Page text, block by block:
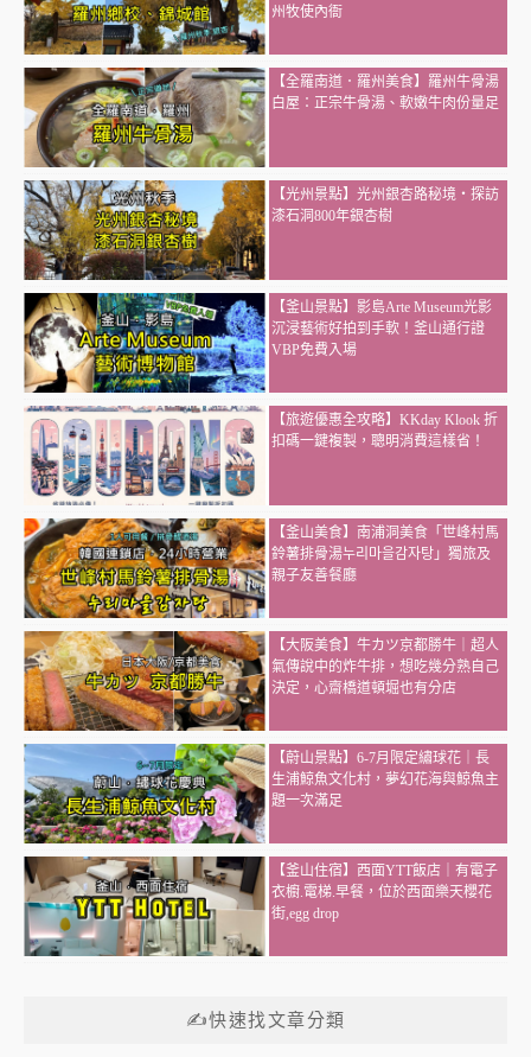
州牧使內衙
【全羅南道．羅州美食】羅州牛骨湯
白屋：正宗牛骨湯、軟嫩牛肉份量足
【光州景點】光州銀杏路秘境・探訪
漆石洞800年銀杏樹
【釜山景點】影島Arte Museum光影
沉浸藝術好拍到手軟！釜山通行證
VBP免費入場
【旅遊優惠全攻略】KKday Klook 折
扣碼一鍵複製，聰明消費這樣省！
【釜山美食】南浦洞美食「世峰村馬
鈴薯排骨湯누리마을감자탕」獨旅及
親子友善餐廳
【大阪美食】牛カツ京都勝牛｜超人
氣傳說中的炸牛排，想吃幾分熟自己
決定，心齋橋道頓堀也有分店
【蔚山景點】6-7月限定繡球花｜長
生浦鯨魚文化村，夢幻花海與鯨魚主
題一次滿足
【釜山住宿】西面YTT飯店｜有電子
衣櫥.電梯.早餐，位於西面樂天櫻花
街,egg drop
✍快速找文章分類